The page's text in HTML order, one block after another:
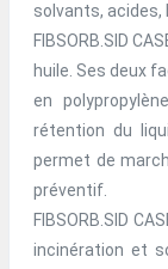
solvants, acides,
FIBSORB.SID
huile. Ses deux
en
rétention du
permet de
préventif.
FIBSORB.SID
incinération et